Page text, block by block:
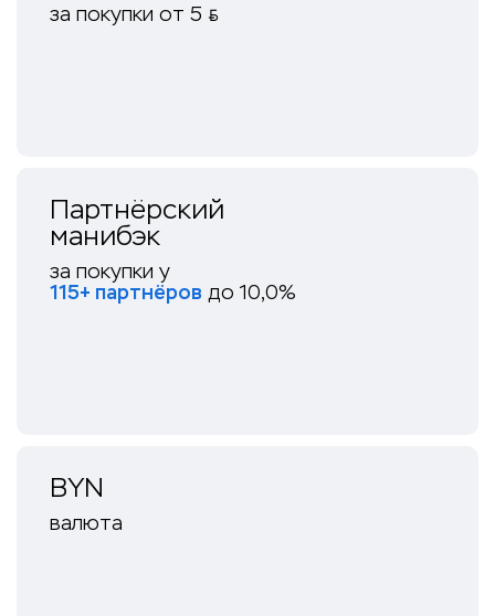
за покупки от 5 BYN
Партнёрский
манибэк
за покупки у
115+ партнёров до 10,0%
BYN
валюта